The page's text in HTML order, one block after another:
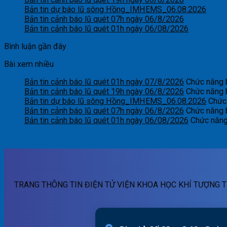
Bản tin dự báo lũ sông Hồng_IMHEMS_06.08.2026
Bản tin cảnh báo lũ quét 07h ngày 06/8/2026
Bản tin cảnh báo lũ quét 01h ngày 06/08/2026
Bình luận gần đây
Bài xem nhiều
Bản tin cảnh báo lũ quét 01h ngày 07/8/2026 Chức năng
Bản tin cảnh báo lũ quét 19h ngày 06/8/2026 Chức năng
Bản tin dự báo lũ sông Hồng_IMHEMS_06.08.2026
Bản tin cảnh báo lũ quét 07h ngày 06/8/2026 Chức năng
Bản tin cảnh báo lũ quét 01h ngày 06/08/2026 Chức
TRANG THÔNG TIN ĐIỆN TỬ VIỆN KHOA HỌC KHÍ TƯỢNG